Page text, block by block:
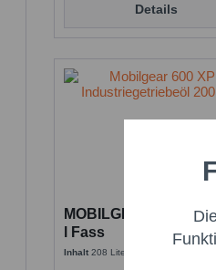
Details
MOBILGEAR 600 XP
l Fass
Inhalt208 Liter